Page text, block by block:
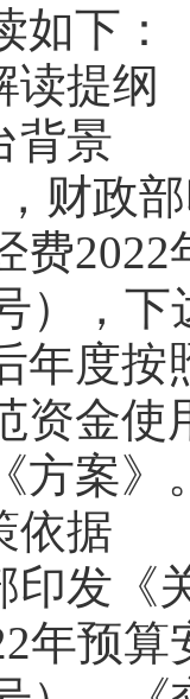
如下：
读提纲
背景
财政
费
），
年度按
资金使
方案》
依据
印发《
年预